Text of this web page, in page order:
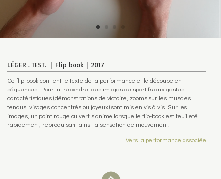
LÉGER . TEST. ｜Flip book｜2017
Ce flip-book contient le texte de la performance et le découpe en
séquences. Pour lui répondre, des images de sportifs aux gestes
caractéristiques (démonstrations de victoire, zooms sur les muscles
tendus, visages concentrés ou joyeux) sont mis en vis à vis. Sur les
images, un point rouge ou vert s’anime lorsque le flip-book est feuilleté
rapidement, reproduisant ainsi la sensation de mouvement.
Vers la performance associée